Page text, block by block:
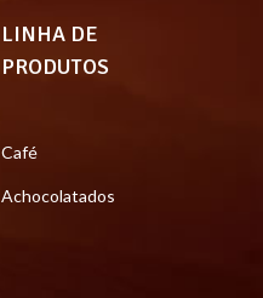
LINHA DE
PRODUTOS
Café
Achocolatados